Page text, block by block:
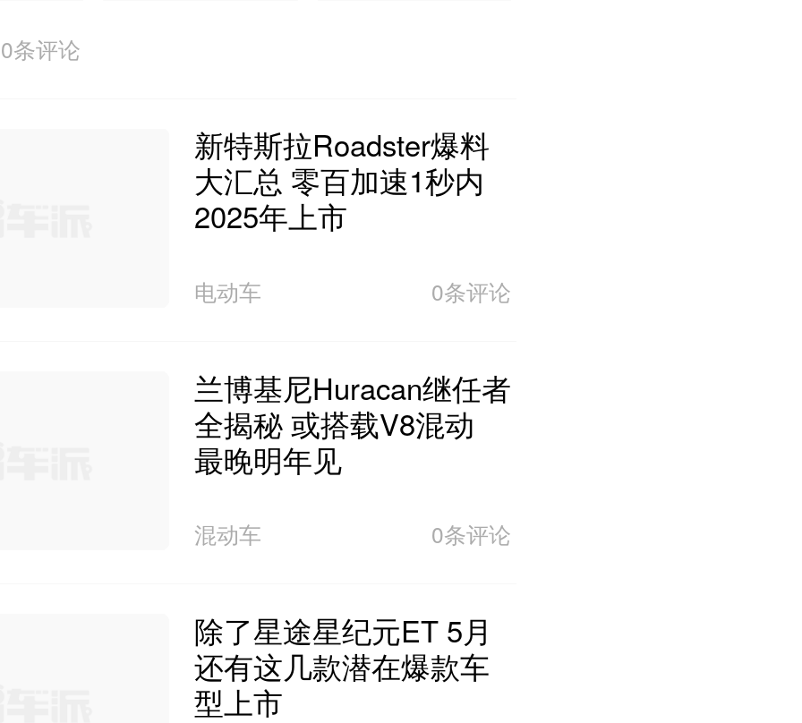
0条评论
新特斯拉Roadster爆料
大汇总 零百加速1秒内
2025年上市
电动车 0条评论
兰博基尼Huracan继任者
全揭秘 或搭载V8混动
最晚明年见
混动车 0条评论
除了星途星纪元ET 5月
还有这几款潜在爆款车
型上市